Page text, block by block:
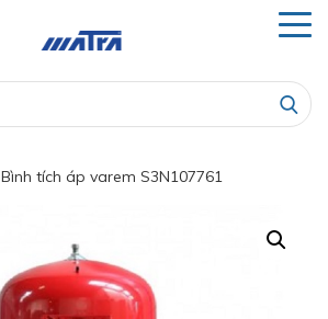
Bình tích áp varem S3N107761